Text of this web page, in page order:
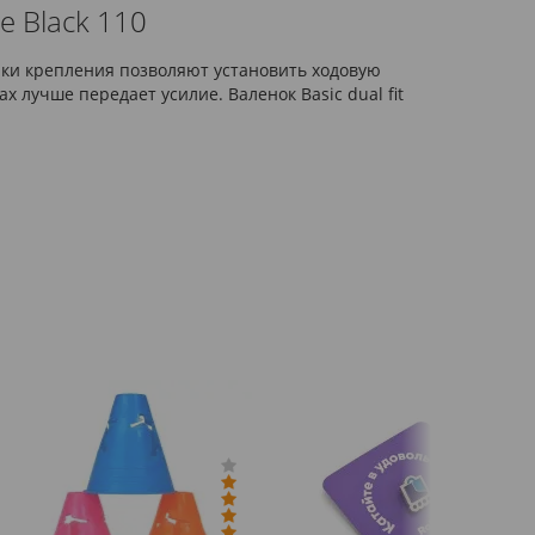
Black 110
крепления позволяют установить ходовую
лучше передает усилие. Валенок Basic dual fit